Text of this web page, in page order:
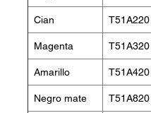
Cian T51A220
Magenta T51A320
Amarillo T51A420
Negro mate T51A820